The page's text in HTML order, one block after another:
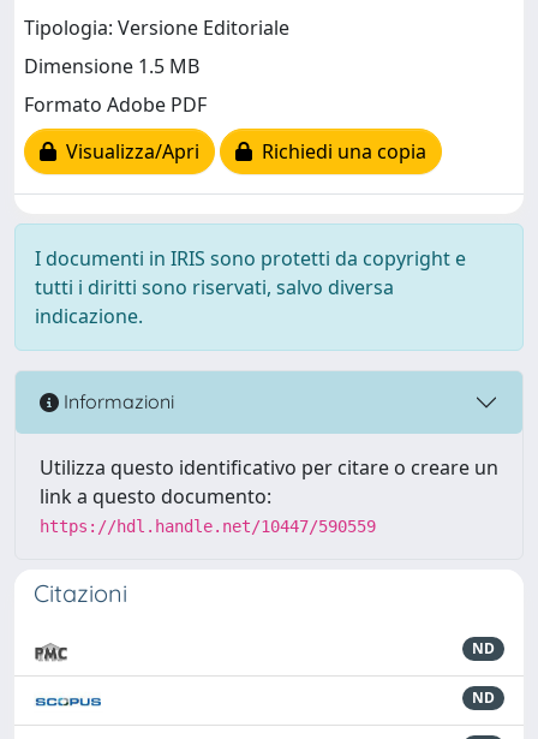
Tipologia: Versione Editoriale
Dimensione 1.5 MB
Formato Adobe PDF
Visualizza/Apri
Richiedi una copia
I documenti in IRIS sono protetti da copyright e
tutti i diritti sono riservati, salvo diversa
indicazione.
Informazioni
Utilizza questo identificativo per citare o creare un
link a questo documento:
https://hdl.handle.net/10447/590559
Citazioni
ND
ND